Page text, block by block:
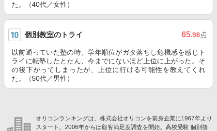
た。（40代／女性）
個別教室のトライ 65.98点
以前通っていた塾の時、学年順位がガタ落ちし危機感を感じト
ライに転塾したとたん、今までにないほど上位に上がった。そ
の後下がってしまったが、上位に行ける可能性を教えてくれ
た。（50代／男性）
オリコンランキングは、株式会社オリコンを前身企業に1967年より
スタート。2006年からは顧客満足度調査を開始。高校受験 個別指